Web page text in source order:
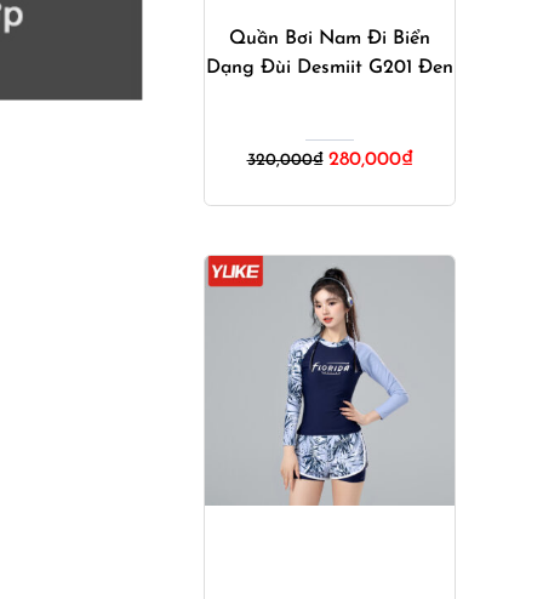
Quần Bơi Nam Đi Biển
Dạng Đùi Desmiit G201 Đen
320,000₫ Giá
là:
280,000₫Giá
tại
280,000₫.